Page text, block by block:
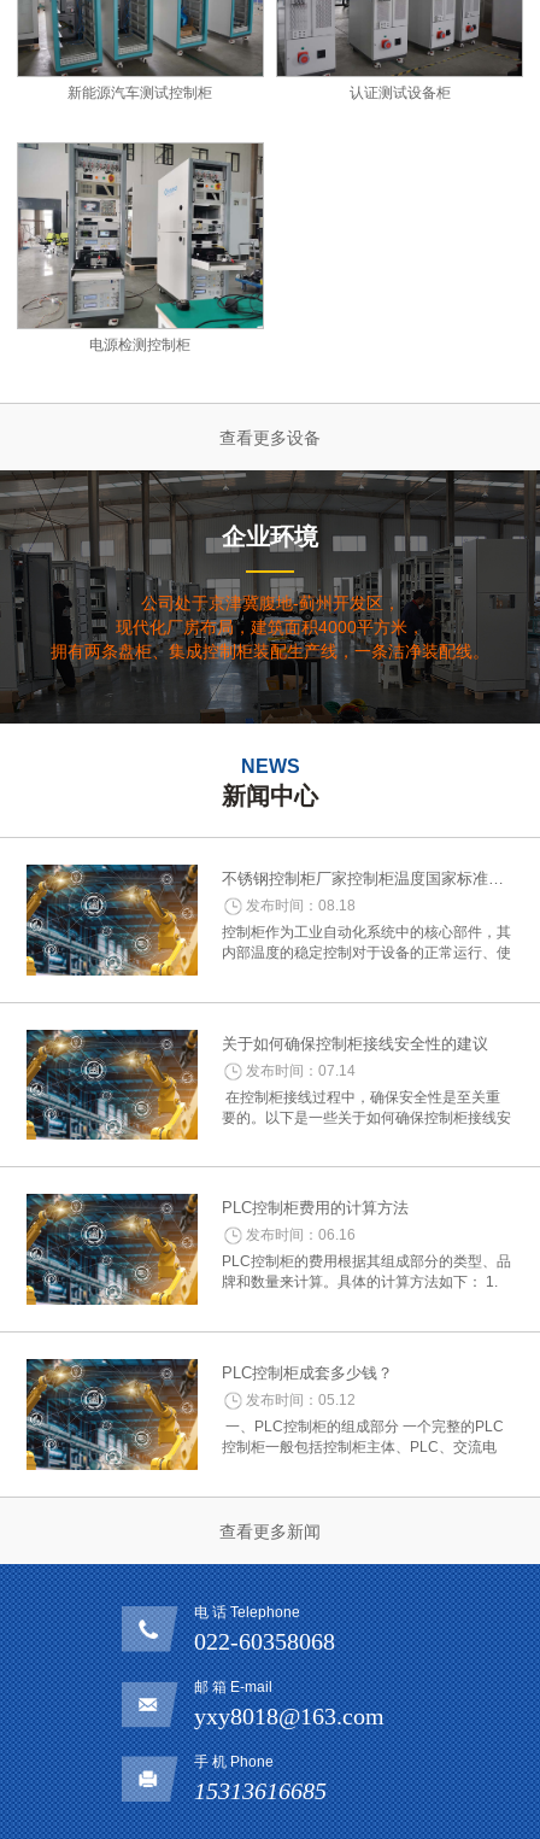
新能源汽车测试控制柜 认证测试设备柜
电源检测控制柜
查看更多设备
企业环境
公司处于京津冀腹地-蓟州开发区，
现代化厂房布局，建筑面积4000平方米，
拥有两条盘柜、集成控制柜装配生产线，一条洁净装配线。
NEWS
新闻中心
不锈钢控制柜厂家控制柜温度国家标准概述
发布时间：08.18
控制柜作为工业自动化系统中的核心部件，其
内部温度的稳定控制对于设备的正常运行、使
关于如何确保控制柜接线安全性的建议
发布时间：07.14
在控制柜接线过程中，确保安全性是至关重
要的。以下是一些关于如何确保控制柜接线安
PLC控制柜费用的计算方法
发布时间：06.16
PLC控制柜的费用根据其组成部分的类型、品
牌和数量来计算。具体的计算方法如下： 1.
PLC控制柜成套多少钱？
发布时间：05.12
一、PLC控制柜的组成部分 一个完整的PLC
控制柜一般包括控制柜主体、PLC、交流电
查看更多新闻
电 话 Telephone
022-60358068
邮 箱 E-mail
yxy8018@163.com
手 机 Phone
15313616685